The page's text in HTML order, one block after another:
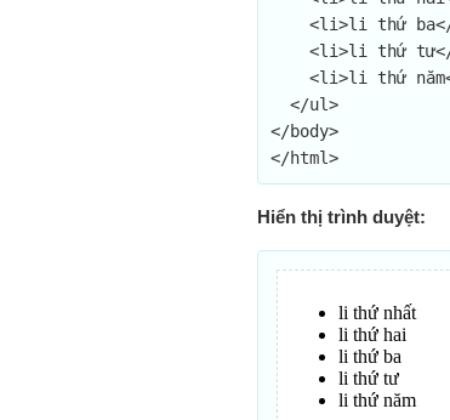
</body>
</html>
Hiển thị trình duyệt: